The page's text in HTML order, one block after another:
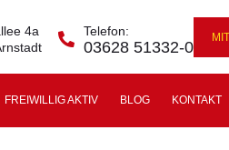
4a
Telefon:
03628 51332-0
FREIWILLIG AKTIV BLOG KONTAKT